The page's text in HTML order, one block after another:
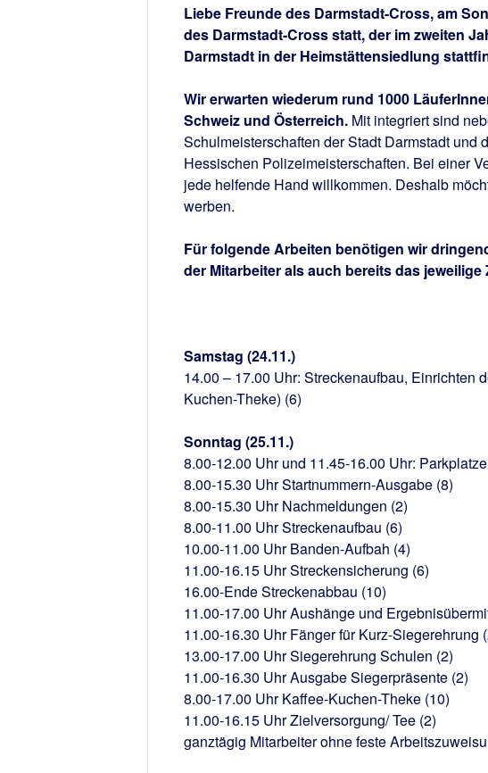
Liebe Freunde des Darmstadt-Cross, am
des Darmstadt-Cross statt, der im zweiten
Darmstadt in der Heimstättensiedlung
Wir erwarten wiederum rund 1000
Schweiz und Österreich.Mit integriert sind
Schulmeisterschaften der Stadt Darmstadt
Hessischen Polizeimeisterschaften. Bei einer
jede helfende Hand willkommen. Deshalb
werben.
Für folgende Arbeiten benötigen wir
der Mitarbeiter als auch bereits das
Samstag (24.11.)
14.00 – 17.00 Uhr: Streckenaufbau, Einrichten
Kuchen-Theke) (6)
Sonntag (25.11.)
8.00-12.00 Uhr und 11.45-16.00 Uhr:
8.00-15.30 Uhr Startnummern-Ausgabe (8)
8.00-15.30 Uhr Nachmeldungen (2)
8.00-11.00 Uhr Streckenaufbau (6)
10.00-11.00 Uhr Banden-Aufbah (4)
11.00-16.15 Uhr Streckensicherung (6)
16.00-Ende Streckenabbau (10)
11.00-17.00 Uhr Aushänge und
11.00-16.30 Uhr Fänger für Kurz-Siegerehrung
13.00-17.00 Uhr Siegerehrung Schulen (2)
11.00-16.30 Uhr Ausgabe Siegerpräsente (2)
8.00-17.00 Uhr Kaffee-Kuchen-Theke (10)
11.00-16.15 Uhr Zielversorgung/ Tee (2)
ganztägig Mitarbeiter ohne feste